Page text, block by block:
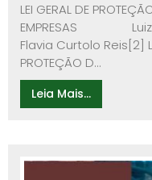
LEI GERAL DE
EMPRESAS Luiz
Flavia Curtolo Reis[2]
PROTEÇÃO D...
Leia Mais...